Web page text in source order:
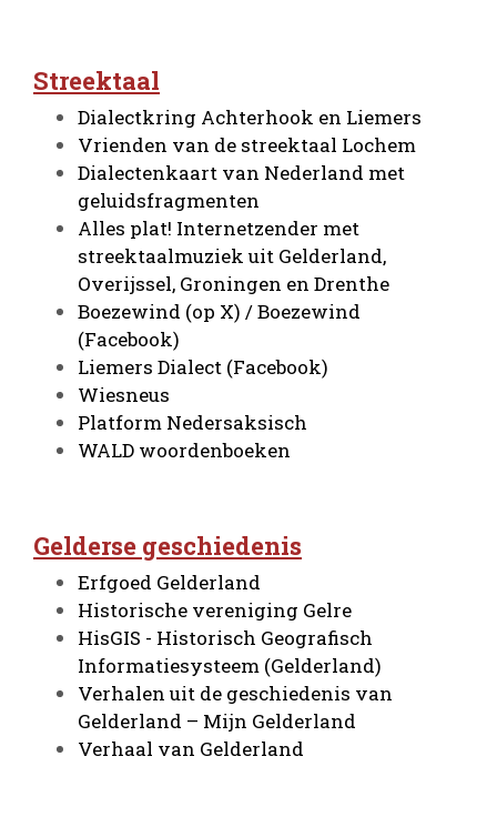
Streektaal
Dialectkring Achterhook en Liemers
Vrienden van de streektaal Lochem
Dialectenkaart van Nederland met
geluidsfragmenten
Alles plat! Internetzender met
streektaalmuziek uit Gelderland,
Overijssel, Groningen en Drenthe
Boezewind (op X) / Boezewind
(Facebook)
Liemers Dialect (Facebook)
Wiesneus
Platform Nedersaksisch
WALD woordenboeken
Gelderse geschiedenis
Erfgoed Gelderland
Historische vereniging Gelre
HisGIS - Historisch Geografisch
Informatiesysteem (Gelderland)
Verhalen uit de geschiedenis van
Gelderland – Mijn Gelderland
Verhaal van Gelderland